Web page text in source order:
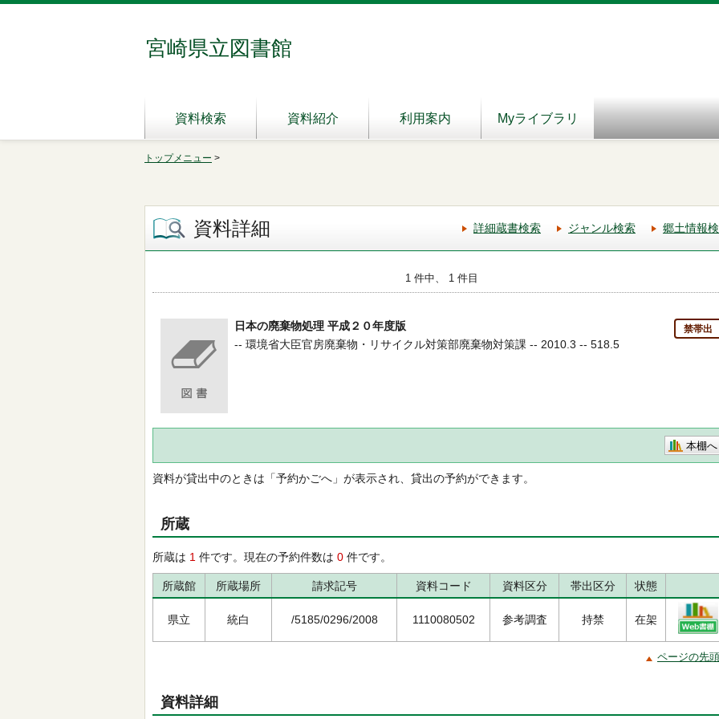
宮崎県立図書館
資料検索 資料紹介 利用案内 Myライブラリ
トップメニュー >
資料詳細 詳細蔵書検索 ジャンル検索 郷土情報
1 件中、 1 件目
日本の廃棄物処理 平成２０年度版 禁帯出
-- 環境省大臣官房廃棄物・リサイクル対策部廃棄物対策課 -- 2010.3 -- 518.5
本棚へ
資料が貸出中のときは「予約かごへ」が表示され、貸出の予約ができます。
所蔵
所蔵は 1 件です。現在の予約件数は 0 件です。
所蔵館 所蔵場所 請求記号 資料コード 資料区分 帯出区分 状態
県立 統白 /5185/0296/2008 1110080502 参考調査 持禁 在架
ページの先
資料詳細